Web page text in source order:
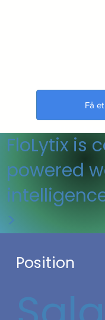
Få
🇺🇸
Position
FloLytix is
powered
>